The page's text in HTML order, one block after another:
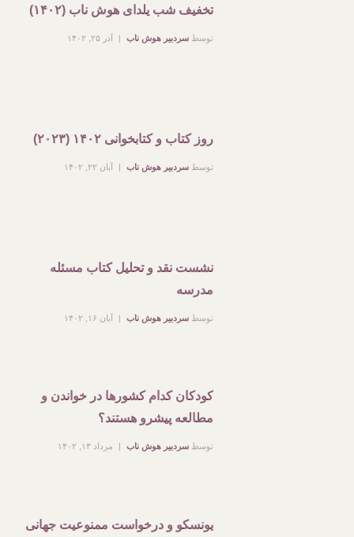
تخفیف شب یلدای هوش ناب (۱۴۰۲)
توسط سردبیر هوش ناب آذر ۲۵, ۱۴۰۲
روز کتاب و کتابخوانی ۱۴۰۲ (۲۰۲۳)
توسط سردبیر هوش ناب آبان ۲۲, ۱۴۰۲
نشست نقد و تحلیل کتاب مسئله
مدرسه
توسط سردبیر هوش ناب آبان ۱۶, ۱۴۰۲
کودکان کدام کشورها در خواندن و
مطالعه پیشرو هستند؟
توسط سردبیر هوش ناب مرداد ۱۳, ۱۴۰۲
یونسکو و درخواست ممنوعیت جهانی